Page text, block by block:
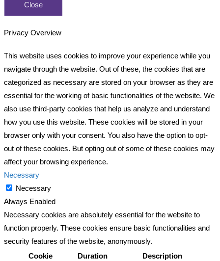
Close
Privacy Overview
This website uses cookies to improve your experience while you
navigate through the website. Out of these, the cookies that are
categorized as necessary are stored on your browser as they are
essential for the working of basic functionalities of the website. We
also use third-party cookies that help us analyze and understand
how you use this website. These cookies will be stored in your
browser only with your consent. You also have the option to opt-
out of these cookies. But opting out of some of these cookies may
affect your browsing experience.
Necessary
Necessary
Always Enabled
Necessary cookies are absolutely essential for the website to
function properly. These cookies ensure basic functionalities and
security features of the website, anonymously.
Cookie
Duration Description